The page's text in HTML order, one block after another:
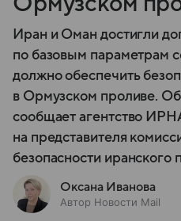
Иран и Оман достигли
по базовым параметрам
должно обеспечить
в Ормузском проливе. Об
сообщает агентство
на представителя
безопасности иранского
Оксана Иванова
Автор Новости Mail